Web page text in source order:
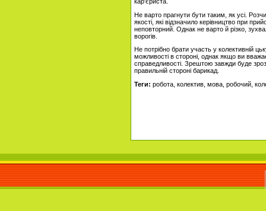
Не варто прагнути бути таким, як усі.
якості, які відзначило керівництво при
неповторний. Однак не варто й різко,
ворогів.
Не потрібно брати участь у колективній
можливості в стороні, однак якщо ви
справедливості. Зрештою завжди буде
правильній стороні барикад.
Теги: робота, колектив, мова, робочий,